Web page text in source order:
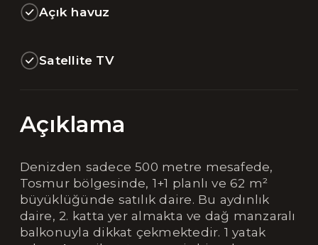
Açık havuz
Satellite TV
Açıklama
Denizden sadece 500 metre mesafede,
Tosmur bölgesinde, 1+1 planlı ve 62 m²
büyüklüğünde satılık daire. Bu aydınlık
daire, 2. katta yer almakta ve dağ manzaralı
balkonuyla dikkat çekmektedir. 1 yatak